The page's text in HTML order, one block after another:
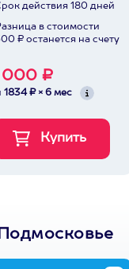
действия 180 дней
в стоимости
₽ останется на счету
000 ₽
1834 ₽ × 6 мес